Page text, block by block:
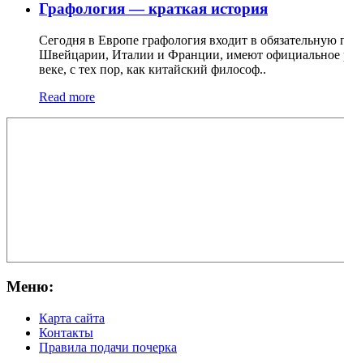
Графология — краткая история
Сегодня в Европе графология входит в
Швейцарии, Италии и Франции, имеют официальное
веке, с тех пор, как китайский философ..
Read more
Меню:
Карта сайта
Контакты
Правила подачи почерка